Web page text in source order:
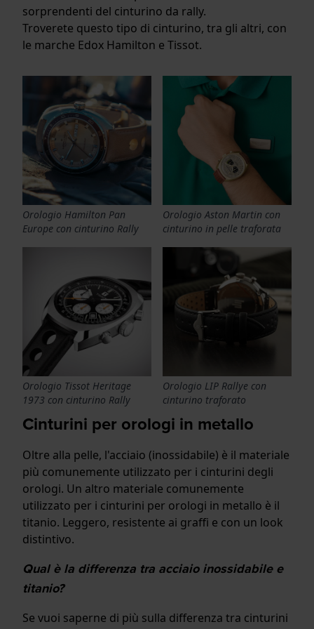
sorprendenti del cinturino da rally.
Troverete questo tipo di cinturino, tra gli altri, con
le marche Edox Hamilton e Tissot.
Orologio Hamilton Pan
Europe con cinturino Rally
Orologio Aston Martin con
cinturino in pelle traforata
Orologio Tissot Heritage
1973 con cinturino Rally
Orologio LIP Rallye con
cinturino traforato
Cinturini per orologi in metallo
Oltre alla pelle, l'acciaio (inossidabile) è il materiale
più comunemente utilizzato per i cinturini degli
orologi. Un altro materiale comunemente
utilizzato per i cinturini per orologi in metallo è il
titanio. Leggero, resistente ai graffi e con un look
distintivo.
Qual è la differenza tra acciaio inossidabile e
titanio?
Se vuoi saperne di più sulla differenza tra cinturini